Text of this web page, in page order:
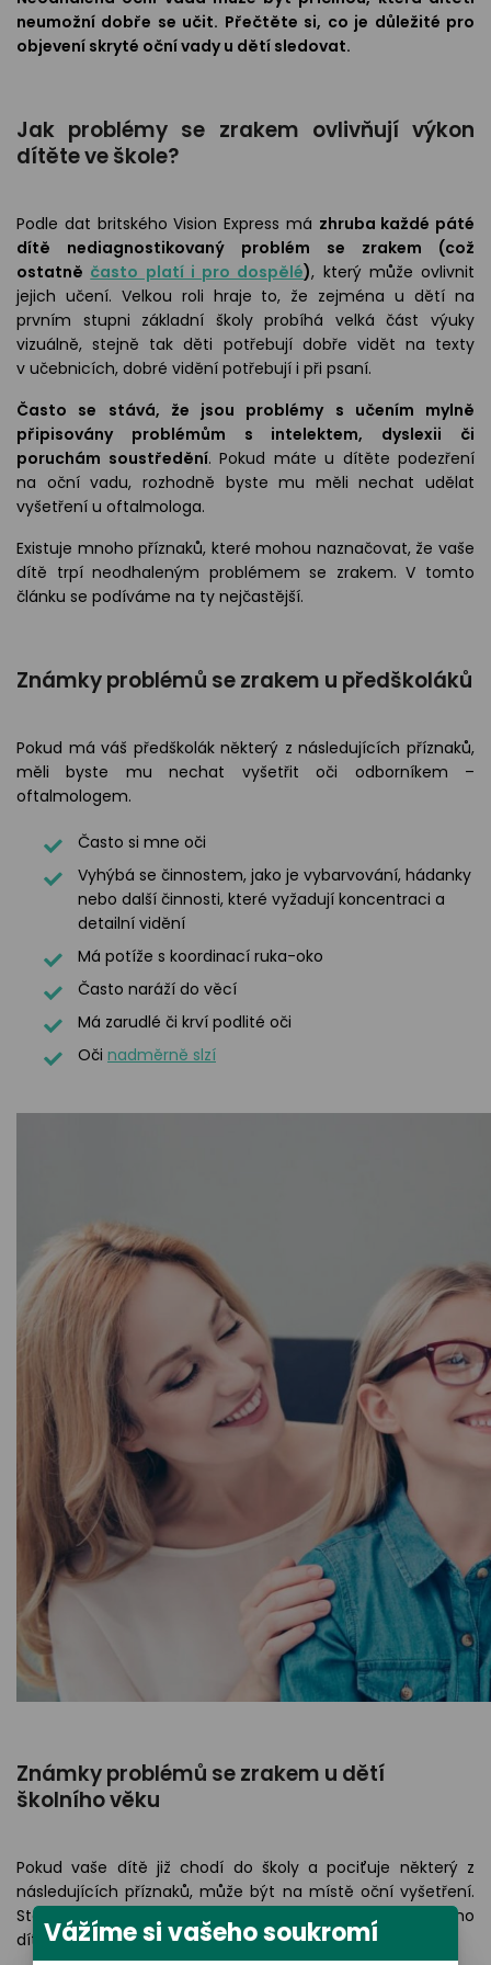
Přihlásit
brýle
značek
neumožní dobře se učit. Přečtěte si, co je důležité pro
objevení skryté oční vady u dětí sledovat.
Jak problémy se zrakem ovlivňují výkon
dítěte ve škole?
Podle dat britského Vision Express má zhruba každé páté
dítě nediagnostikovaný problém se zrakem (což
ostatně často platí i pro dospělé), který může ovlivnit
jejich učení. Velkou roli hraje to, že zejména u dětí na
prvním stupni základní školy probíhá velká část výuky
vizuálně, stejně tak děti potřebují dobře vidět na texty
v učebnicích, dobré vidění potřebují i při psaní.
Často se stává, že jsou problémy s učením mylně
připisovány problémům s intelektem, dyslexii či
poruchám soustředění. Pokud máte u dítěte podezření
na oční vadu, rozhodně byste mu měli nechat udělat
vyšetření u oftalmologa.
Existuje mnoho příznaků, které mohou naznačovat, že vaše
dítě trpí neodhaleným problémem se zrakem. V tomto
článku se podíváme na ty nejčastější.
Známky problémů se zrakem u předškoláků
Pokud má váš předškolák některý z následujících příznaků,
měli byste mu nechat vyšetřit oči odborníkem –
oftalmologem.
Často si mne oči
Vyhýbá se činnostem, jako je vybarvování, hádanky
nebo další činnosti, které vyžadují koncentraci a
detailní vidění
Má potíže s koordinací ruka-oko
Často naráží do věcí
Má zarudlé či krví podlité oči
Oči nadměrně slzí
Známky problémů se zrakem u dětí
školního věku
Pokud vaše dítě již chodí do školy a pociťuje některý z
následujících příznaků, může být na místě oční vyšetření.
Stejně jako u předškoláků se doporučuje, aby oči vašeho
dítěte zkontroloval lékař.
Vážíme si vašeho soukromí